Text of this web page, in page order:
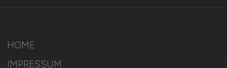
HOME
IMPRESSUM